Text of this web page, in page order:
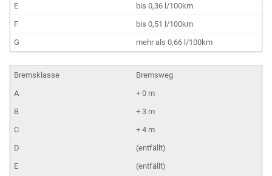
bis 0,36 l/100km
bis 0,51 l/100km
mehr als 0,66 l/100km
Bremsweg
+ 0 m
+ 3 m
+ 4 m
(entfällt)
(entfällt)